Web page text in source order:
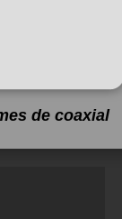
de coaxial